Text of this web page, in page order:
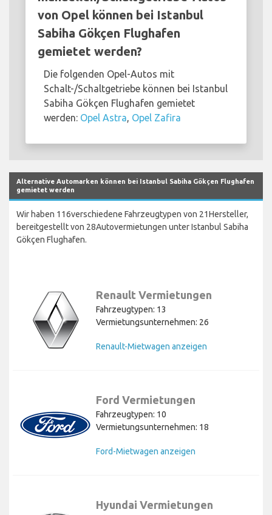
von Opel können bei Istanbul
Sabiha Gökçen Flughafen
gemietet werden?
Die folgenden Opel-Autos mit
Schalt-/Schaltgetriebe können bei Istanbul
Sabiha Gökçen Flughafen gemietet
werden: Opel Astra Opel Zafira
Alternative Automarken können bei Istanbul Sabiha Gökçen Flughafen
gemietet werden
Wir haben 116verschiedene Fahrzeugtypen von 21Hersteller,
bereitgestellt von 28Autovermietungen unter Istanbul Sabiha
Gökçen Flughafen.
Renault Vermietungen
Fahrzeugtypen: 13
Vermietungsunternehmen: 26
Renault-Mietwagen anzeigen
Ford Vermietungen
Fahrzeugtypen: 10
Vermietungsunternehmen: 18
Ford-Mietwagen anzeigen
Hyundai Vermietungen